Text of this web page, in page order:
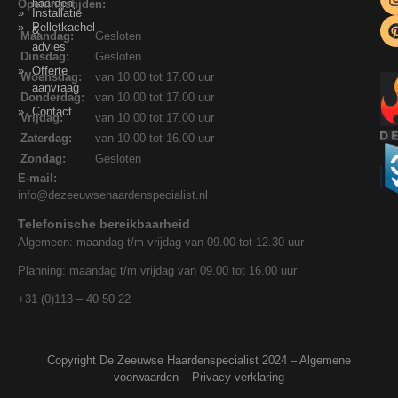
Installatie
&
advies
Offerte
aanvraag
Contact
haarden
Pelletkachel
Openingstijden:
Maandag:
Gesloten
Dinsdag:
Gesloten
Woensdag:
van 10.00 tot 17.00 uur
Donderdag:
van 10.00 tot 17.00 uur
Vrijdag:
van 10.00 tot 17.00 uur
Zaterdag:
van 10.00 tot 16.00 uur
Zondag:
Gesloten
E-mail:
info@dezeeuwsehaardenspecialist.nl
Telefonische bereikbaarheid
Algemeen: maandag t/m vrijdag van 09.00 tot 12.30 uur
Planning: maandag t/m vrijdag van 09.00 tot 16.00 uur
+31 (0)113 – 40 50 22
Copyright De Zeeuwse Haardenspecialist 2024 – Algemene
voorwaarden – Privacy verklaring